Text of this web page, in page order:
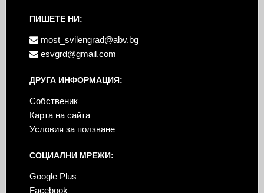
ПИШЕТЕ НИ:
most_svilengrad@abv.bg
esvgrd@gmail.com
ДРУГА ИНФОРМАЦИЯ:
Собственик
Карта на сайта
Условия за ползване
СОЦИАЛНИ МРЕЖИ:
Google Plus
Facebook